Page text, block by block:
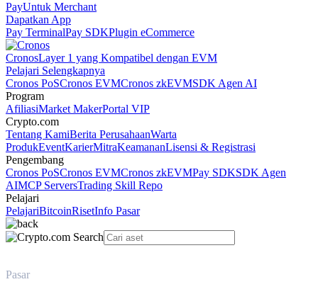
PayUntuk Merchant
Dapatkan App
Pay TerminalPay SDKPlugin eCommerce
CronosLayer 1 yang Kompatibel dengan EVM
Pelajari Selengkapnya
Cronos PoSCronos EVMCronos zkEVMSDK Agen AI
Program
AfiliasiMarket MakerPortal VIP
Crypto.com
Tentang KamiBerita PerusahaanWarta
ProdukEventKarierMitraKeamananLisensi & Registrasi
Pengembang
Cronos PoSCronos EVMCronos zkEVMPay SDKSDK Agen
AIMCP ServersTrading Skill Repo
Pelajari
PelajariBitcoinRisetInfo Pasar
Pasar